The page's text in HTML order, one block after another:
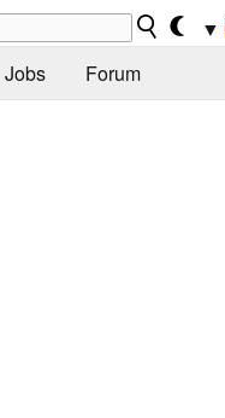
▼
Jobs Forum